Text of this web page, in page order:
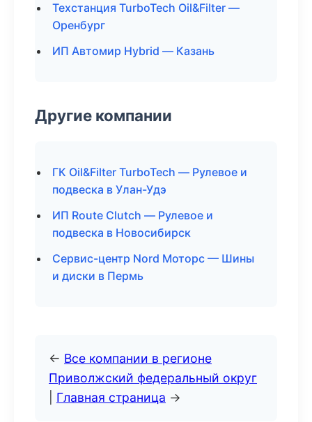
Техстанция TurboTech Oil&Filter —
Оренбург
ИП Автомир Hybrid — Казань
Другие компании
ГК Oil&Filter TurboTech — Рулевое и
подвеска в Улан-Удэ
ИП Route Clutch — Рулевое и
подвеска в Новосибирск
Сервис-центр Nord Моторс — Шины
и диски в Пермь
← Все компании в регионе
Приволжский федеральный округ
Главная страница →